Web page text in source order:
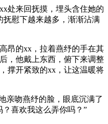
处来回抚摸，埋头含住她的
慰下越来越多，渐渐沾满
昂的xx，拉着燕纾的手在其
，他戴上东西，俯下来调整
撑开紧致的xx，让这温暖将
亲吻燕纾的脸，眼底沉满了
喜欢我这么弄你吗？”